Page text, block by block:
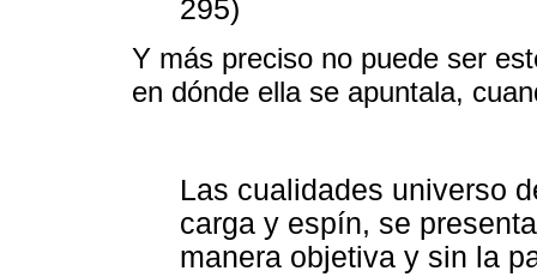
295)
Y más preciso no puede ser
en dónde ella se apuntala,
Las cualidades universo
carga y espín, se
manera objetiva y sin la